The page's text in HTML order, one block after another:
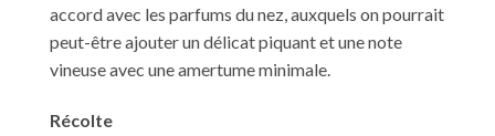
accord avec les parfums du nez, auxquels on pourrait
peut-être ajouter un délicat piquant et une note
vineuse avec une amertume minimale.
Récolte